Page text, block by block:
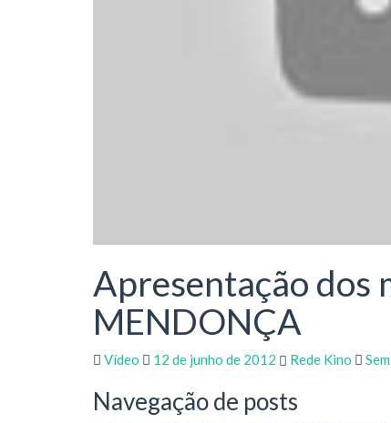
Apresentação dos
MENDONÇA
Vídeo 12 de junho de 2012 Rede Kino
Navegação de posts